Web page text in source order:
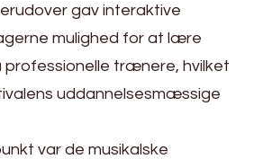
gav interaktive
mulighed for at lære
trænere, hvilket
uddannelsesmæssige
var de musikalske